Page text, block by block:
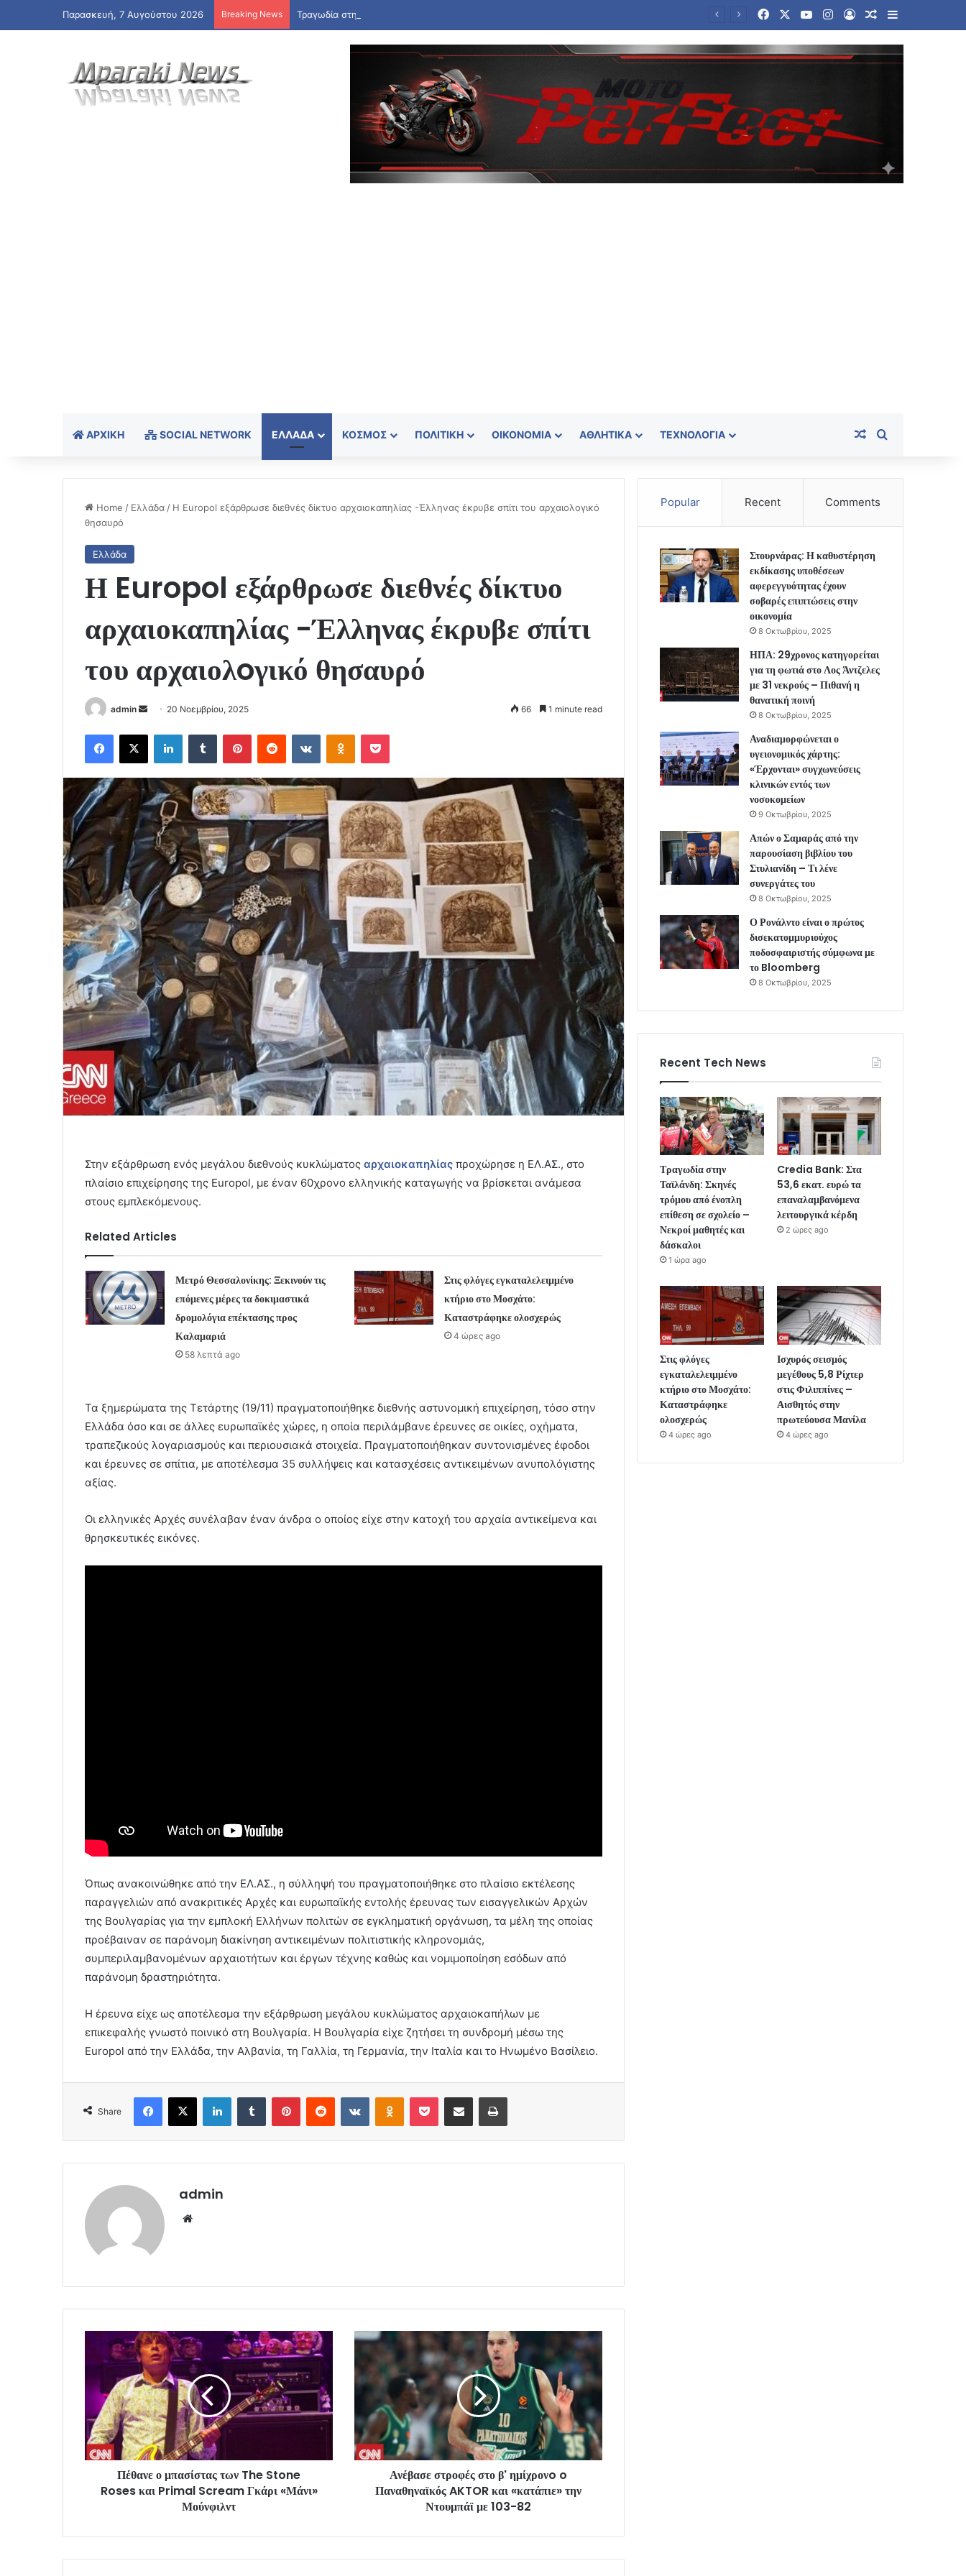
Παρασκευή, 7 Αυγούστου 2026 Breaking News FacebookYouTubeInstagram
Log InRandom Article
Sidebar
ΑΡΧΙΚΉ SOCIAL NETWORK ΕΛΛΆΔΑ ΚΌΣΜΟΣ ΠΟΛΙΤΙΚΉ ΟΙΚΟΝΟΜΊΑ ΑΘΛΗΤΙΚΆ ΤΕΧΝΟΛΟΓΊΑ Random Article
Home / Ελλάδα / Η Europol εξάρθρωσε διεθνές δίκτυο αρχαιοκαπηλίας -Έλληνας έκρυβε σπίτι του αρχαιολoγικό
θησαυρό
Ελλάδα
Η Europol εξάρθρωσε διεθνές δίκτυο
αρχαιοκαπηλίας -Έλληνας έκρυβε σπίτι
του αρχαιολoγικό θησαυρό
admin
Send
email
20 Νοεμβρίου, 2025 66 1 minute read
Facebook
X LinkedInTumblr PinterestReddit VKontakteOdnoklassniki
Pocket
Στην εξάρθρωση ενός μεγάλου διεθνούς κυκλώματος αρχαιοκαπηλίας προχώρησε η ΕΛ.ΑΣ., στο
πλαίσιο επιχείρησης της Europol, με έναν 60χρονο ελληνικής καταγωγής να βρίσκεται ανάμεσα
στους εμπλεκόμενους.
Related Articles
Μετρό Θεσσαλονίκης: Ξεκινούν τις
επόμενες μέρες τα δοκιμαστικά
δρομολόγια επέκτασης προς
Καλαμαριά
58 λεπτά ago
Στις φλόγες εγκαταλελειμμένο
κτήριο στο Μοσχάτο:
Καταστράφηκε ολοσχερώς
4 ώρες ago
Τα ξημερώματα της Τετάρτης (19/11) πραγματοποιήθηκε διεθνής αστυνομική επιχείρηση, τόσο στην
Ελλάδα όσο και σε άλλες ευρωπαϊκές χώρες, η οποία περιλάμβανε έρευνες σε οικίες, οχήματα,
τραπεζικούς λογαριασμούς και περιουσιακά στοιχεία. Πραγματοποιήθηκαν συντονισμένες έφοδοι
και έρευνες σε σπίτια, με αποτέλεσμα 35 συλλήψεις και κατασχέσεις αντικειμένων ανυπολόγιστης
αξίας.
Οι ελληνικές Αρχές συνέλαβαν έναν άνδρα ο οποίος είχε στην κατοχή του αρχαία αντικείμενα και
θρησκευτικές εικόνες.
Όπως ανακοινώθηκε από την ΕΛ.ΑΣ., η σύλληψή του πραγματοποιήθηκε στο πλαίσιο εκτέλεσης
παραγγελιών από ανακριτικές Αρχές και ευρωπαϊκής εντολής έρευνας των εισαγγελικών Αρχών
της Βουλγαρίας για την εμπλοκή Ελλήνων πολιτών σε εγκληματική οργάνωση, τα μέλη της οποίας
προέβαιναν σε παράνομη διακίνηση αντικειμένων πολιτιστικής κληρονομιάς,
συμπεριλαμβανομένων αρχαιοτήτων και έργων τέχνης καθώς και νομιμοποίηση εσόδων από
παράνομη δραστηριότητα.
Η έρευνα είχε ως αποτέλεσμα την εξάρθρωση μεγάλου κυκλώματος αρχαιοκαπήλων με
επικεφαλής γνωστό ποινικό στη Βουλγαρία. Η Βουλγαρία είχε ζητήσει τη συνδρομή μέσω της
Europol από την Ελλάδα, την Αλβανία, τη Γαλλία, τη Γερμανία, την Ιταλία και το Ηνωμένο Βασίλειο.
Share
Facebook
X LinkedInTumblr PinterestReddit VKontakteOdnoklassniki
Pocket Share via Email Print
admin
Πέθανε ο μπασίστας των The Stone
Roses και Primal Scream Γκάρι «Μάνι»
Μούνφιλντ
Ανέβασε στροφές στο β' ημίχρονo o
Παναθηναϊκός AKTOR και «κατάπιε» την
Ντουμπάϊ με 103-82
Popular Recent Comments
Στουρνάρας: Η καθυστέρηση
εκδίκασης υποθέσεων
αφερεγγυότητας έχουν
σοβαρές επιπτώσεις στην
οικονομία
8 Οκτωβρίου, 2025
ΗΠΑ: 29χρονος κατηγορείται
για τη φωτιά στο Λος Άντζελες
με 31 νεκρούς – Πιθανή η
θανατική ποινή
8 Οκτωβρίου, 2025
Αναδιαμορφώνεται ο
υγειονομικός χάρτης:
«Έρχονται» συγχωνεύσεις
κλινικών εντός των
νοσοκομείων
9 Οκτωβρίου, 2025
Απών ο Σαμαράς από την
παρουσίαση βιβλίου του
Στυλιανίδη – Τι λένε
συνεργάτες του
8 Οκτωβρίου, 2025
Ο Ρονάλντο είναι ο πρώτος
δισεκατομμυριούχος
ποδοσφαιριστής σύμφωνα με
το Bloomberg
8 Οκτωβρίου, 2025
Recent Tech News
Τραγωδία στην
Ταϊλάνδη: Σκηνές
τρόμου από ένοπλη
επίθεση σε σχολείο –
Νεκροί μαθητές και
δάσκαλοι
1 ώρα ago
Credia Bank: Στα
53,6 εκατ. ευρώ τα
επαναλαμβανόμενα
λειτουργικά κέρδη
2 ώρες ago
Στις φλόγες
εγκαταλελειμμένο
κτήριο στο Μοσχάτο:
Καταστράφηκε
ολοσχερώς
4 ώρες ago
Ισχυρός σεισμός
μεγέθους 5,8 Ρίχτερ
στις Φιλιππίνες –
Αισθητός στην
πρωτεύουσα Μανίλα
4 ώρες ago